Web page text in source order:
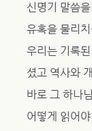
신명기 말씀
유혹을 물리
우리는 기록
셨고 역사와
바로 그 하나
어떻게 읽어